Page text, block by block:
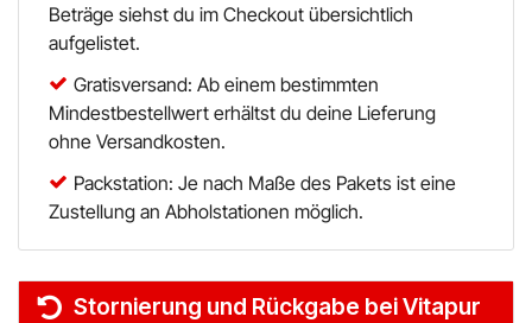
Beträge siehst du im Checkout übersichtlich
aufgelistet.
Gratisversand: Ab einem bestimmten
Mindestbestellwert erhältst du deine Lieferung
ohne Versandkosten.
Packstation: Je nach Maße des Pakets ist eine
Zustellung an Abholstationen möglich.
Stornierung und Rückgabe bei Vitapur